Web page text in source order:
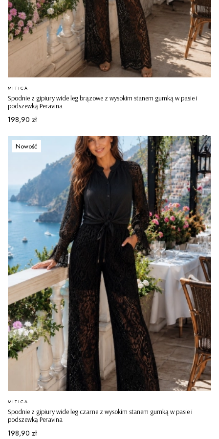
Spodnie z gipiury wide leg brązowe z wysokim stanem gumką w pasie i
podszewką Peravina
PRODUCENT
MITICA
Cena
198,90 zł
Nowość
Spodnie z gipiury wide leg czarne z wysokim stanem gumką w pasie i
podszewką Peravina
PRODUCENT
MITICA
Cena
198,90 zł